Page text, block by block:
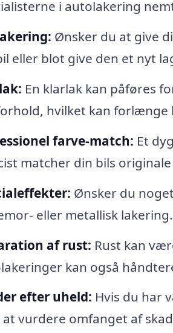
i autolakering
Ønsker du at give
eller blot give den et nyt
En klarlak kan påføres
hvilket kan forlænge
farve-match: Et
matcher din bils
Ønsker du
eller metallisk lakering.
af rust: Rust kan
kan også
efter uheld: Hvis du har
at vurdere omfanget af